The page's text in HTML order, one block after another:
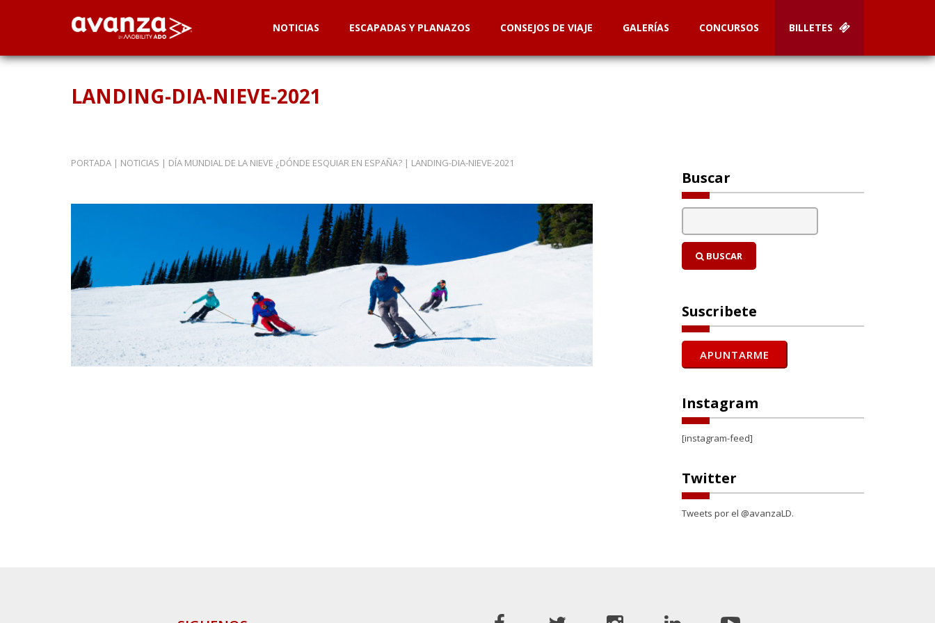
NOTICIAS ESCAPADAS Y PLANAZOS CONSEJOS DE VIAJE GALERÍAS CONCURSOS BILLETES
LANDING-DIA-NIEVE-2021
PORTADA | NOTICIAS | DÍA MUNDIAL DE LA NIEVE ¿DÓNDE ESQUIAR EN ESPAÑA? | LANDING-DIA-NIEVE-2021
Buscar
BUSCAR
Suscribete
Instagram
[instagram-feed]
Twitter
Tweets por el @avanzaLD.